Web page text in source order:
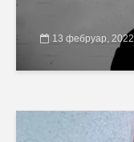
13 фебруар, 2022